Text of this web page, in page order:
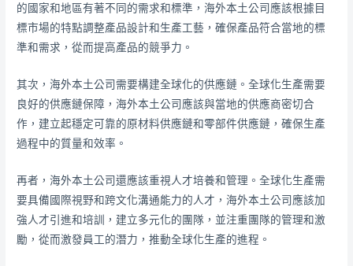
的國家和地區有著不同的需求和標準，海外本土公司應該根據目
標市場的特點調整產品設計和生產工藝，確保產品符合當地的標
準和需求，從而提高產品的競爭力。
其次，海外本土公司需要構建全球化的供應鏈。全球化生產需要
良好的供應鏈保障，海外本土公司應該與當地的供應商密切合
作，建立起穩定可靠的原材料供應鏈和零部件供應鏈，確保生產
過程中的質量和效率。
再者，海外本土公司還應該重視人才培養和管理。全球化生產需
要具備國際視野和跨文化溝通能力的人才，海外本土公司應該加
強人才引進和培訓，建立多元化的團隊，並注重團隊的管理和激
勵，從而激發員工的潛力，推動全球化生產的進程。